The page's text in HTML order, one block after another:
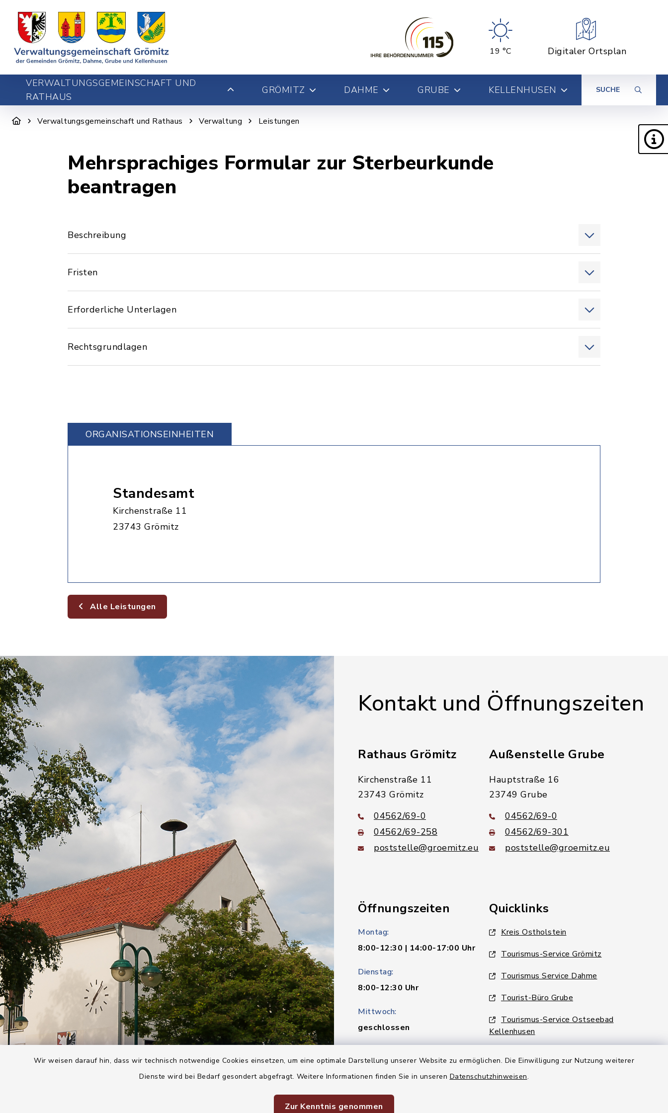
Wir weisen darauf hin, dass wir technisch notwendige Cookies einsetzen, um eine optimale Darstellung unserer Website zu ermöglichen. Die Einwilligung zur Nutzung weiterer
Dienste wird bei Bedarf gesondert abgefragt. Weitere Informationen finden Sie in unseren Datenschutzhinweisen.
Zur Kenntnis genommen
19 °C Digitaler Ortsplan
VERWALTUNGSGEMEINSCHAFT UND
RATHAUS
GRÖMITZ DAHME GRUBE KELLENHUSEN SUCHE
Verwaltungsgemeinschaft und Rathaus Verwaltung Leistungen
Mehrsprachiges Formular zur Sterbeurkunde
beantragen
Beschreibung
Fristen
Erforderliche Unterlagen
Rechtsgrundlagen
ORGANISATIONS­EINHEITEN
Standesamt
Kirchenstraße 11
23743 Grömitz
Alle Leistungen
Kontakt und Öffnungszeiten
Rathaus Grömitz
Kirchenstraße 11
23743 Grömitz
04562/69-0
04562/69-258
poststelle@groemitz.eu
Außenstelle Grube
Hauptstraße 16
23749 Grube
04562/69-0
04562/69-301
poststelle@groemitz.eu
Öffnungszeiten
Montag:
8:00-12:30 | 14:00-17:00 Uhr
Dienstag:
8:00-12:30 Uhr
Mittwoch:
geschlossen
8:00-12:30 | 14:00-16:00 Uhr
8:00-12:30 Uhr
Quicklinks
Kreis Ostholstein
Tourismus-Service Grömitz
Tourismus Service Dahme
Tourist-Büro Grube
Tourismus-Service Ostseebad
Kellenhusen